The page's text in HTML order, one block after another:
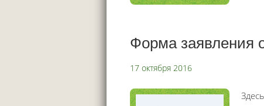
Форма
17 октября 2016